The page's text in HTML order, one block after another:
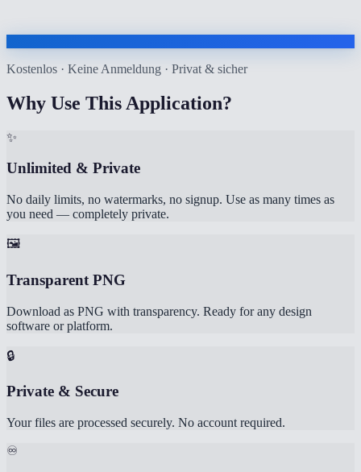
Kostenlos · Keine Anmeldung · Privat & sicher
Why Use This Application?
✨
Unlimited & Private
No daily limits, no watermarks, no signup. Use as many times as
you need — completely private.
🖼️
Transparent PNG
Download as PNG with transparency. Ready for any design
software or platform.
🔒
Private & Secure
Your files are processed securely. No account required.
♾️